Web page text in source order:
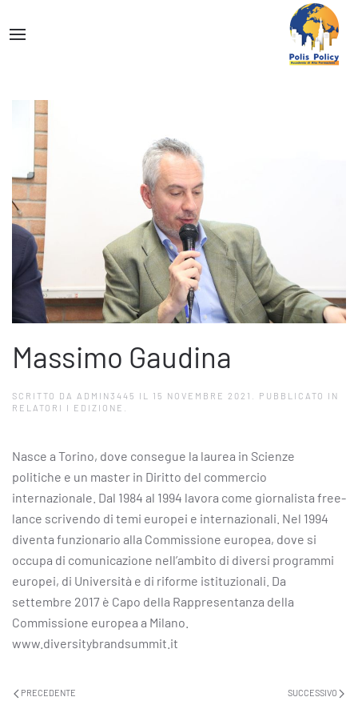
Massimo Gaudina
SCRITTO DA ADMIN3445 IL 15 NOVEMBRE 2021
. PUBBLICATO IN
RELATORI I EDIZIONE
Nasce a Torino, dove consegue la laurea in Scienze
politiche e un master in Diritto del commercio
internazionale. Dal 1984 al 1994 lavora come giornalista free-
lance scrivendo di temi europei e internazionali. Nel 1994
diventa funzionario alla Commissione europea, dove si
occupa di comunicazione nell’ambito di diversi programmi
europei, di Università e di riforme istituzionali. Da
settembre 2017 è Capo della Rappresentanza della
Commissione europea a Milano.
www.diversitybrandsummit.it
PRECEDENTE SUCCESSIVO